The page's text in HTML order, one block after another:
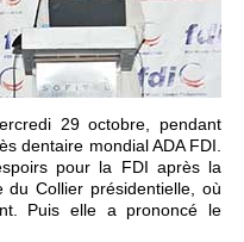
29 octobre, pendant
dentaire mondial ADA FDI.
pour la FDI après la
du Collier présidentielle, où
Puis elle a prononcé le